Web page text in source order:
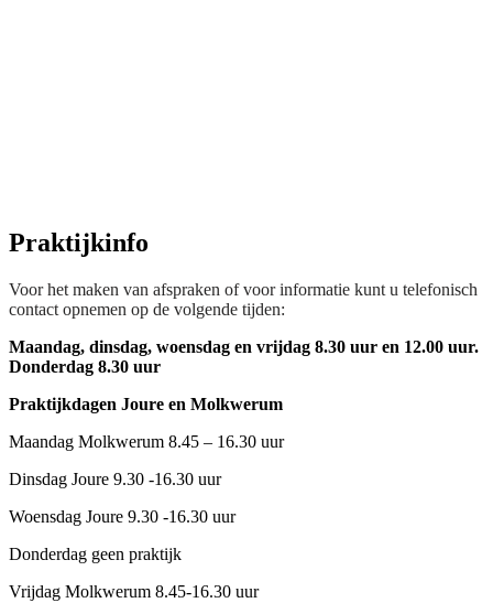
Praktijkinfo
Voor het maken van afspraken of voor informatie kunt u telefonisch
contact opnemen op de volgende tijden:
Maandag, dinsdag, woensdag en vrijdag 8.30 uur en 12.00 uur.
Donderdag 8.30 uur
Praktijkdagen Joure en Molkwerum
Maandag Molkwerum 8.45 – 16.30 uur
Dinsdag Joure 9.30 -16.30 uur
Woensdag Joure 9.30 -16.30 uur
Donderdag geen praktijk
Vrijdag Molkwerum 8.45-16.30 uur